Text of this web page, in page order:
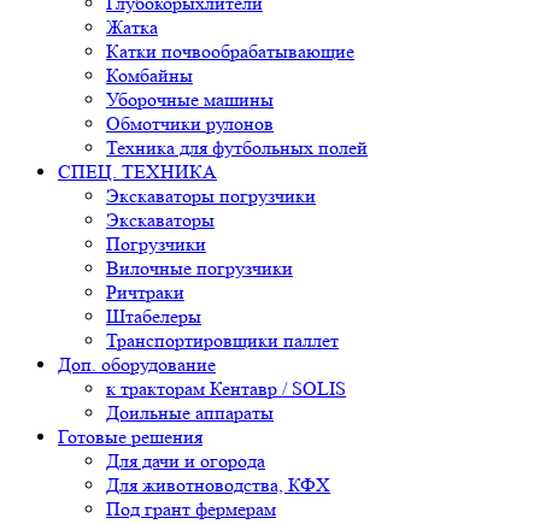
Жатка
Катки почвообрабатывающие
Комбайны
Уборочные машины
Обмотчики рулонов
Техника для футбольных полей
СПЕЦ. ТЕХНИКА
Экскаваторы погрузчики
Экскаваторы
Погрузчики
Вилочные погрузчики
Ричтраки
Штабелеры
Транспортировщики паллет
Доп. оборудование
к тракторам Кентавр / SOLIS
Доильные аппараты
Готовые решения
Для дачи и огорода
Для животноводства, КФХ
Под грант фермерам